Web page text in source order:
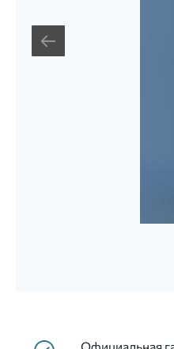
Шкаф для старшей